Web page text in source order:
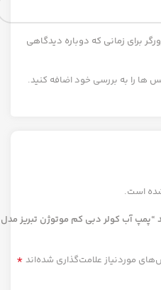
برای زمانی که دوباره دیدگاهی
ها را به بررسی خود اضافه کنید.
است.
آب کولر دبی کم موتوژن تبریز مدل
موردنیاز علامت‌گذاری شده‌اند *